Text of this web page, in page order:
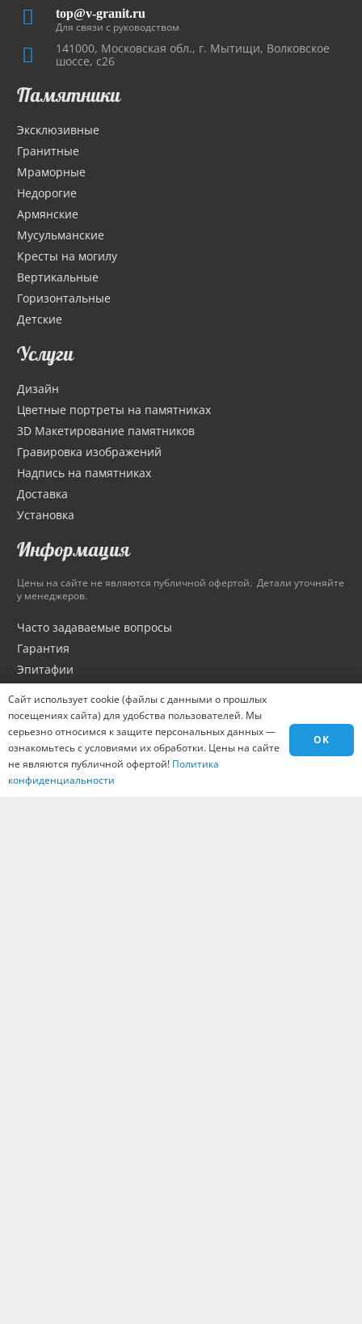
top@v-granit.ru
Для связи с руководством
141000, Московская обл., г. Мытищи, Волковское
шоссе, с26
Памятники
Эксклюзивные
Гранитные
Мраморные
Недорогие
Армянские
Мусульманские
Кресты на могилу
Вертикальные
Горизонтальные
Детские
Услуги
Дизайн
Цветные портреты на памятниках
3D Макетирование памятников
Гравировка изображений
Надпись на памятниках
Доставка
Установка
Информация
Цены на сайте не являются публичной офертой. Детали уточняйте
у менеджеров.
Часто задаваемые вопросы
Гарантия
Эпитафии
Оптовикам
Материалы
Города
Контакты
Сайт использует cookie (файлы с данными о прошлых
посещениях сайта) для удобства пользователей. Мы
серьезно относимся к защите персональных данных —
ознакомьтесь с условиями их обработки. Цены на сайте
не являются публичной офертой! Политика
конфиденциальности
OK